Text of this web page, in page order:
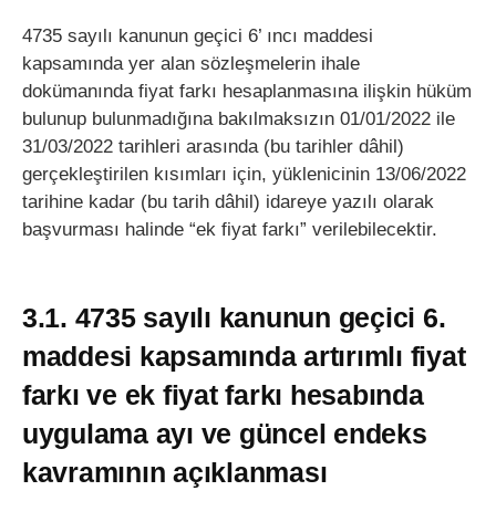
4735 sayılı kanunun geçici 6’ ıncı maddesi
kapsamında yer alan sözleşmelerin ihale
dokümanında fiyat farkı hesaplanmasına ilişkin hüküm
bulunup bulunmadığına bakılmaksızın 01/01/2022 ile
31/03/2022 tarihleri arasında (bu tarihler dâhil)
gerçekleştirilen kısımları için, yüklenicinin 13/06/2022
tarihine kadar (bu tarih dâhil) idareye yazılı olarak
başvurması halinde “ek fiyat farkı” verilebilecektir.
3.1. 4735 sayılı kanunun geçici 6.
maddesi kapsamında artırımlı fiyat
farkı ve ek fiyat farkı hesabında
uygulama ayı ve güncel endeks
kavramının açıklanması